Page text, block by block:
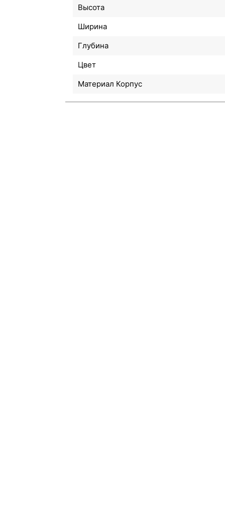
Высота
Ширина
Глубина
Цвет
Материал Корпус